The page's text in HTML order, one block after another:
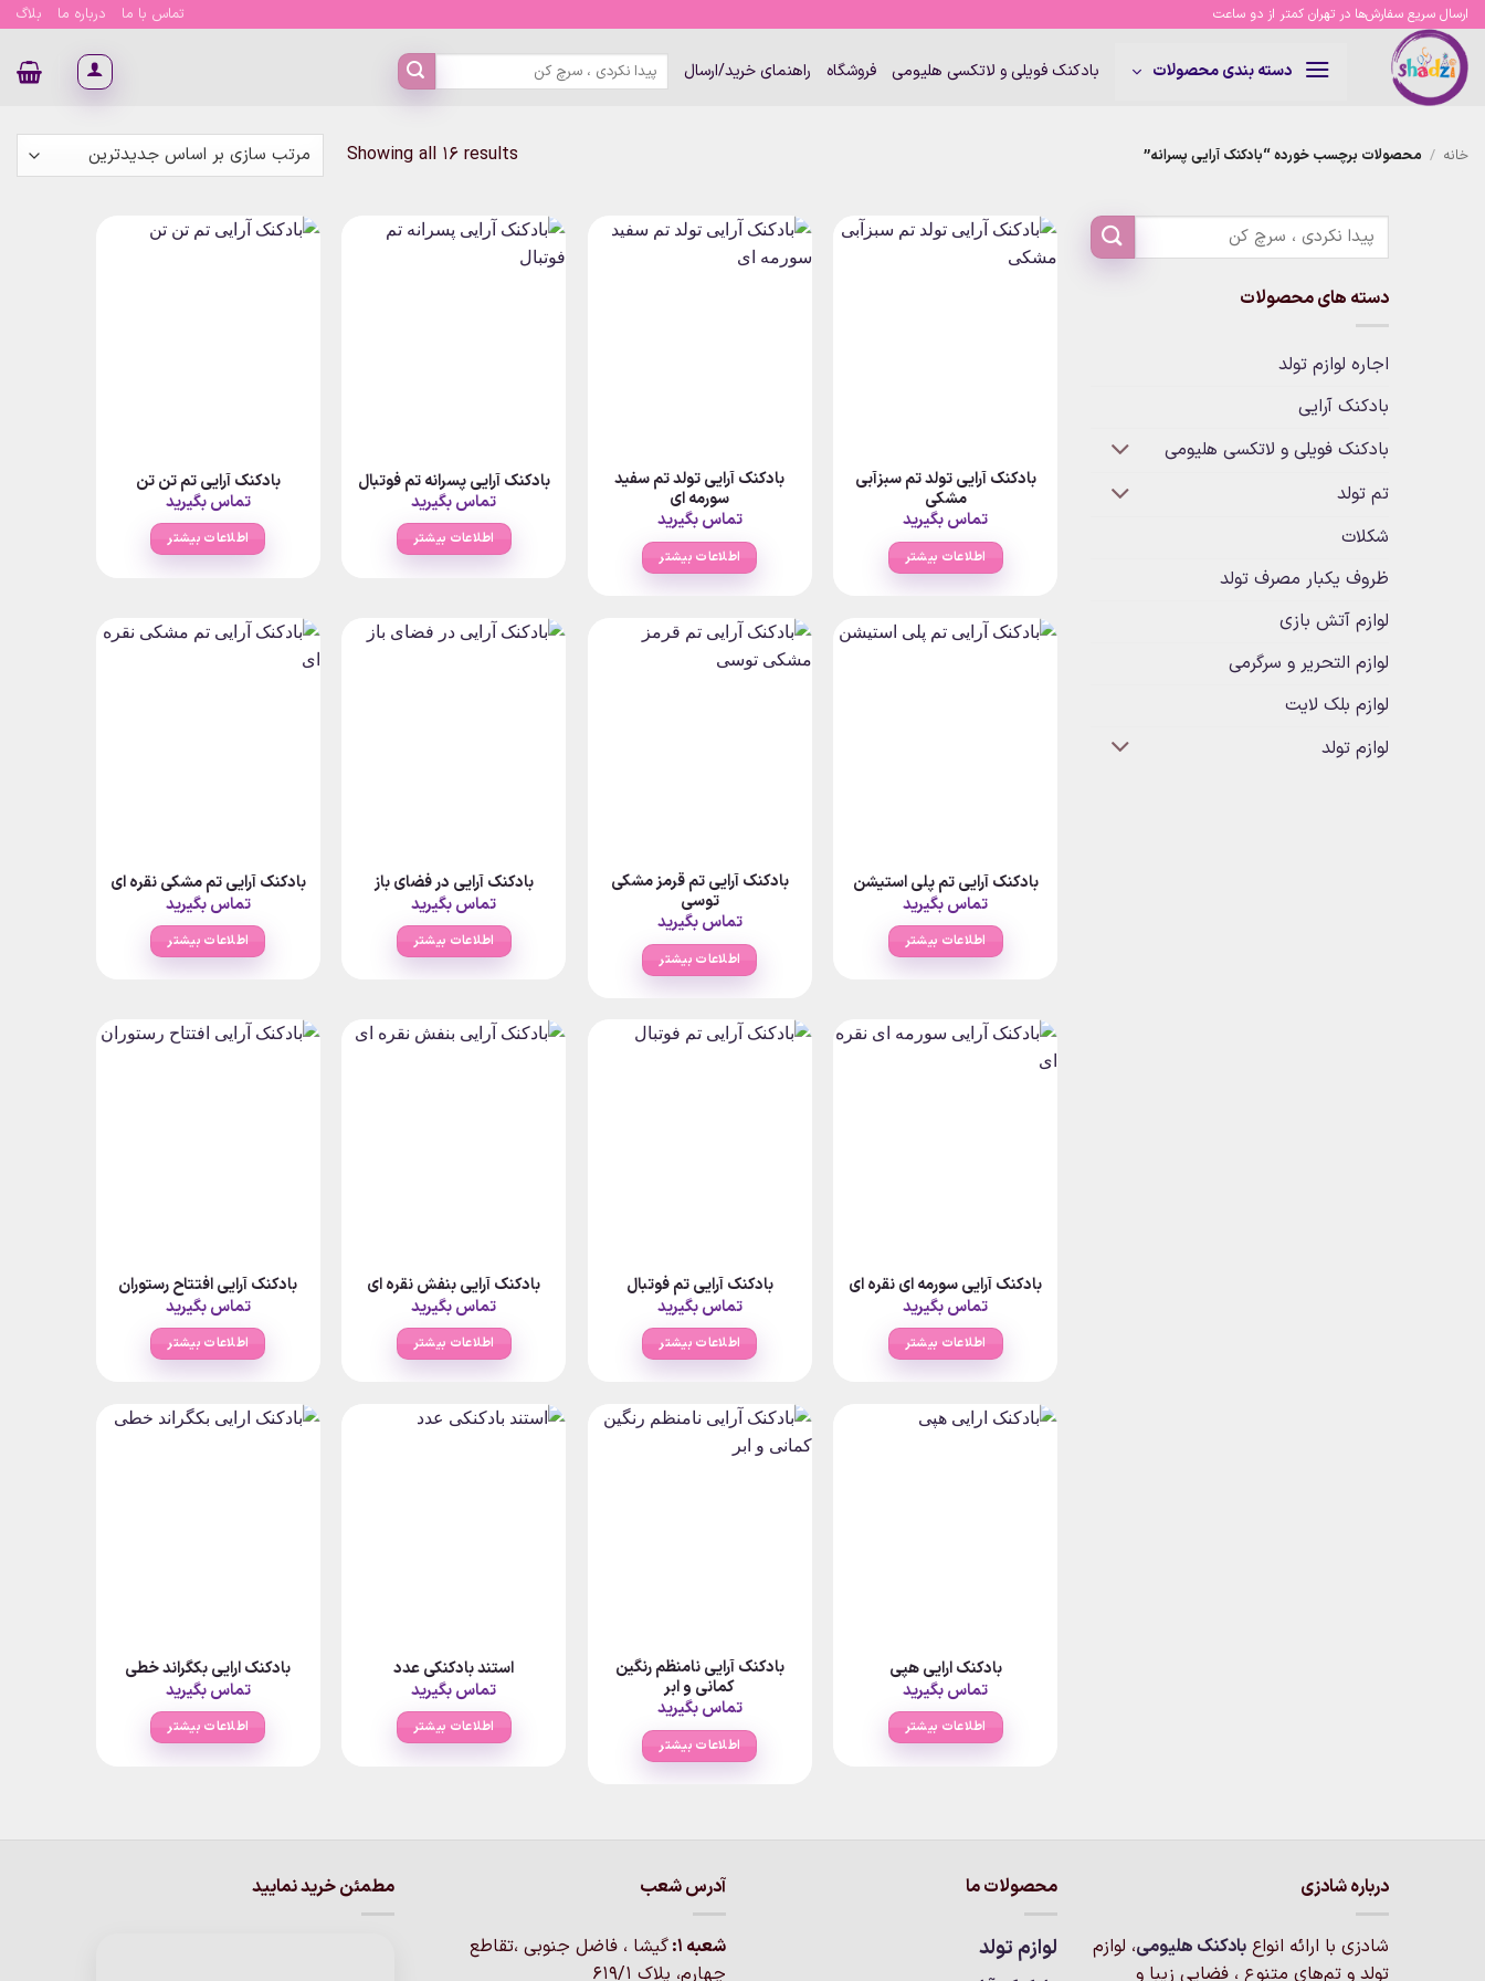
Skip
content
ارسال سریع سفارش‌ها در تهران کمتر از دو ساعت تماس با ما درباره ما بلاگ
دسته بندی محصولات بادکنک فویلی و لاتکسی هلیومی فروشگاه راهنمای خرید/ارسال
جستجو
برای:
خانه / محصولات برچسب خورده “بادکنک آرایی پسرانه” Showing all 16 results
Sorted
دسته های محصولات
اجاره لوازم تولد
بادکنک آرایی
بادکنک فویلی و لاتکسی هلیومی
تم تولد
شکلات
ظروف یکبار مصرف تولد
لوازم آتش بازی
لوازم التحریر و سرگرمی
لوازم بلک لایت
لوازم تولد
بادکنک آرایی تولد تم سبزآبی
مشکی
تماس بگیرید
اطلاعات بیشتر
بادکنک آرایی تولد تم سفید
سورمه ای
تماس بگیرید
اطلاعات بیشتر
بادکنک آرایی پسرانه تم فوتبال
تماس بگیرید
اطلاعات بیشتر
بادکنک آرایی تم تن تن
تماس بگیرید
اطلاعات بیشتر
بادکنک آرایی تم پلی استیشن
تماس بگیرید
اطلاعات بیشتر
بادکنک آرایی تم قرمز مشکی
توسی
تماس بگیرید
اطلاعات بیشتر
بادکنک آرایی در فضای باز
تماس بگیرید
اطلاعات بیشتر
بادکنک آرایی تم مشکی نقره ای
تماس بگیرید
اطلاعات بیشتر
بادکنک آرایی سورمه ای نقره ای
تماس بگیرید
اطلاعات بیشتر
بادکنک آرایی تم فوتبال
تماس بگیرید
اطلاعات بیشتر
بادکنک آرایی بنفش نقره ای
تماس بگیرید
اطلاعات بیشتر
بادکنک آرایی افتتاح رستوران
تماس بگیرید
اطلاعات بیشتر
بادکنک ارایی هپی
تماس بگیرید
اطلاعات بیشتر
بادکنک آرایی نامنظم رنگین
کمانی و ابر
تماس بگیرید
اطلاعات بیشتر
استند بادکنکی عدد
تماس بگیرید
اطلاعات بیشتر
بادکنک ارایی بکگراند خطی
تماس بگیرید
اطلاعات بیشتر
درباره شادزی
شادزی با ارائه انواع بادکنک‌ هلیومی، لوازم
تولد و تم‌های متنوع ، فضایی زیبا و
محصولات ما
لوازم تولد
آدرس شعب
شعبه 1:
گيشا ، فاضل جنوبی ،تقاطع
چهارم، پلاک 619/1
مطمئن خرید نمایید